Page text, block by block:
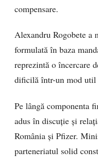
compensare.
Alexandru Rogobete a
formulată în baza
reprezintă o încercare
dificilă într-un mod util
Pe lângă componenta
adus în discuție și
România și Pfizer.
parteneriatul solid